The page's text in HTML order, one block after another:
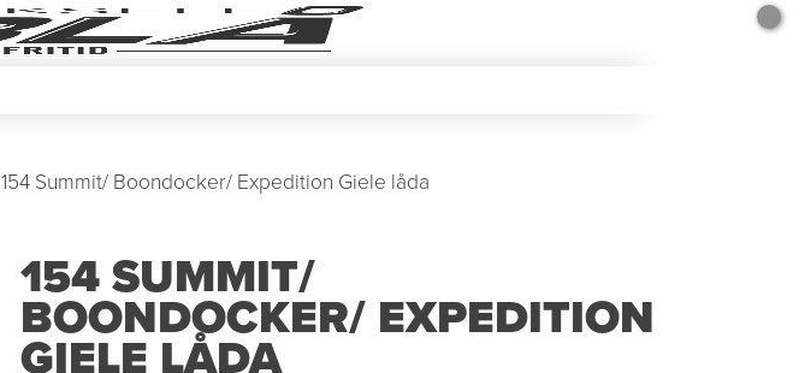
154 Summit/ Boondocker/ Expedition Giele låda
154 SUMMIT/
BOONDOCKER/ EXPEDITION
GIELE LÅDA